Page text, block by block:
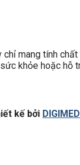
mang tính
khỏe hoặc
kế bởi